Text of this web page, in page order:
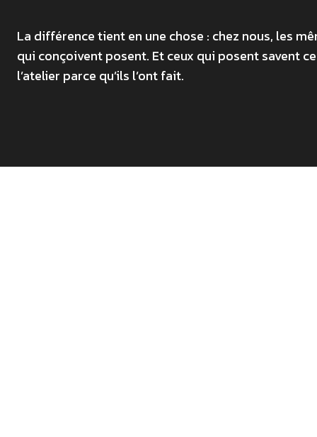
La différence tient en une chose : chez nous, les
qui conçoivent posent. Et ceux qui posent savent
l’atelier parce qu’ils l’ont fait.